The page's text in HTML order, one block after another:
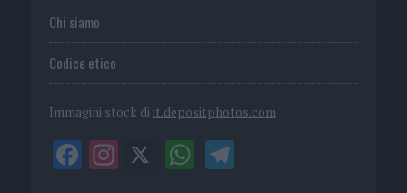
Chi siamo
Codice etico
Immagini stock di it.depositphotos.com